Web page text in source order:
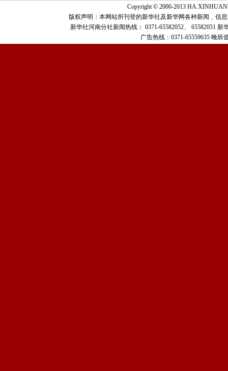
Copyright © 2000-2013
版权声明：本网站所刊登的新华社及新华网各种新闻﹑信
新华社河南分社新闻热线： 0371-65582052、 65582051 新
广告热线： 0371-65559635 晚班